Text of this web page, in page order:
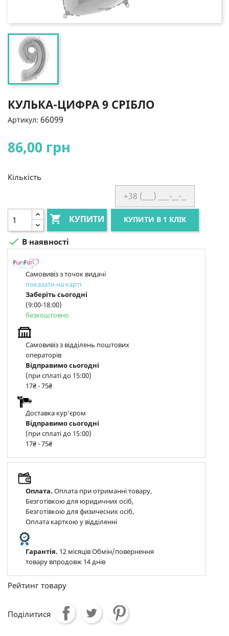
КУЛЬКА-ЦИФРА 9 СРІБЛО
Артикул: 66099
86,00 грн
Кількість
 КУПИТИ КУПИТИ В 1 КЛІК
 В наявності
Самовивіз з точок видачі
показати на карті
Заберіть сьогодні
(9:00-18:00)
безкоштовно
Самовивіз з відділень поштових
операторів
Відправимо сьогодні
(при сплаті до 15:00)
17₴ - 75₴
Доставка курʼєром
Відправимо сьогодні
(при сплаті до 15:00)
17₴ - 75₴
Оплата. Оплата при отриманні товару,
Безготівкою для юридичних осіб,
Безготівкою для физичесних осіб,
Оплата карткою у відділенні
Гарантія. 12 місяців Обмін/повернення
товару впродовж 14 днів
Рейтинг товару
Поділитися